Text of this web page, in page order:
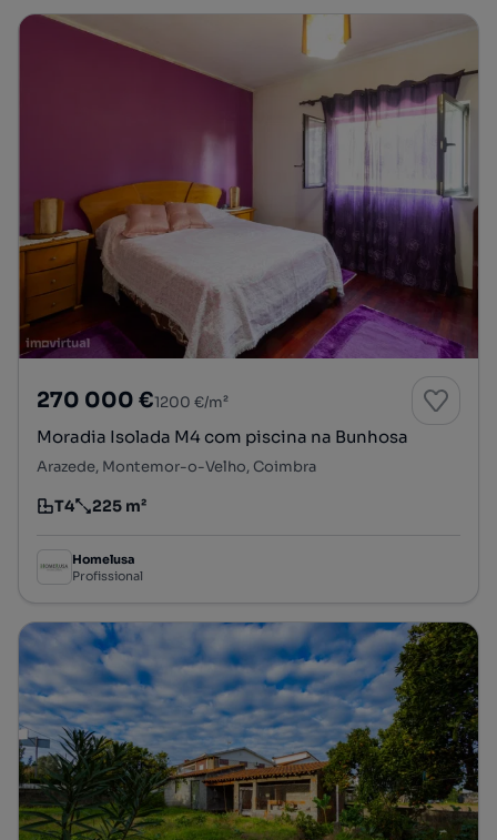
270 000 €1200 €/m²
Moradia Isolada M4 com piscina na Bunhosa
Arazede, Montemor-o-Velho, Coimbra
Tipologia
T4
Preço por metro quadrado
225 m²
Homelusa
Profissional